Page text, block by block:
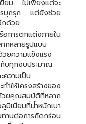
ยี่ยม ไม่เพียงแต่จะ
รบุกรุก แต่ยังช่วย
กด้วย
อการตกแต่งภายใน
ากหลายรูปแบบ
ยความแข็งแรง
กับทุกงบประมาณ
วามเป็น
ให้โครงสร้างของ
ยคุณสมบัติที่หลาก
เนียมที่น้ำหนักเบา
นต่อการกัดกร่อน